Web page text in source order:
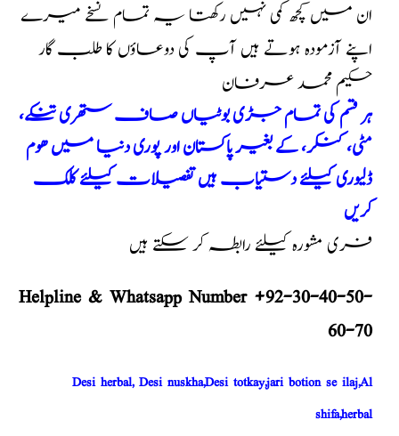
ان میں کچھ کمی نہیں رکھتا یہ تمام نسخے میرے
اپنے آزمودہ ہوتے ہیں آپ کی دوعاؤں کا طلب گار
حکیم محمد عرفان
ہر قسم کی تمام جڑی بوٹیاں صاف ستھری تنکے،
مٹی، کنکر، کے بغیر پاکستان اور پوری دنیا میں ھوم
ڈلیوری کیلئے دستیاب ہیں تفصیلات کیلئے کلک
کریں
فری مشورہ کیلئے رابطہ کر سکتے ہیں
Helpline & Whatsapp Number +92-30-40-50-
60-70
Desi herbal, Desi nuskha,Desi totkay,jari botion se ilaj,Al
shifa,herbal